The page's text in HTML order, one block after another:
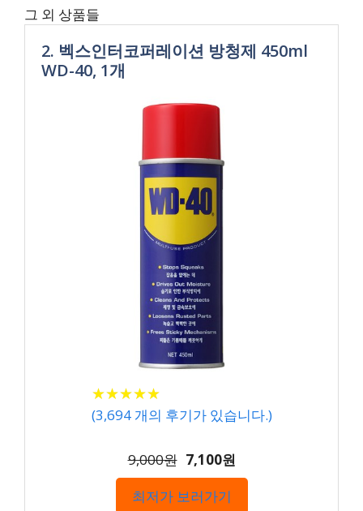
그 외 상품들
2. 벡스인터코퍼레이션 방청제 450ml
WD-40, 1개
★★★★★
★★★★★
(3,694개의 후기가 있습니다.)
9,000원 7,100원
최저가 보러가기